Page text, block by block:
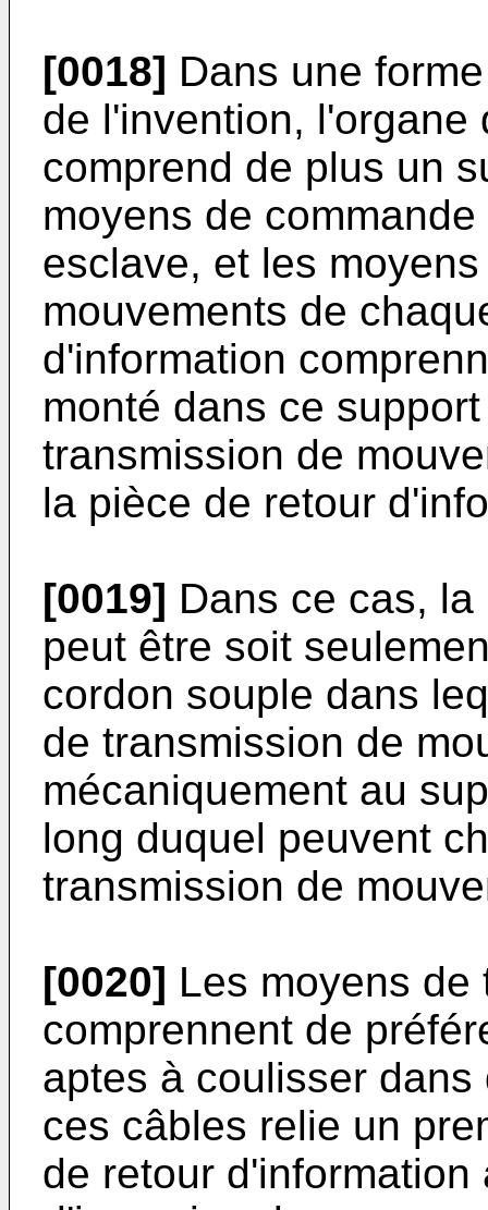
[0018] Dans une
de l'invention, l'organe
comprend de plus un
moyens de
esclave, et les
mouvements de
d'information
monté dans ce
transmission de
la pièce de retour
[0019] Dans ce cas,
peut être soit
cordon souple dans
de transmission de
mécaniquement au
long duquel peuvent
transmission de
[0020] Les moyens de
comprennent de
aptes à coulisser
ces câbles relie un
de retour